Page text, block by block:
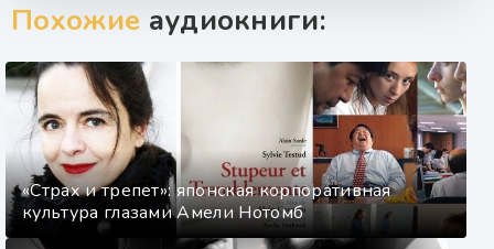
Похожие аудиокниги:
«Страх и трепет»: японская корпоративная
культура глазами Амели Нотомб